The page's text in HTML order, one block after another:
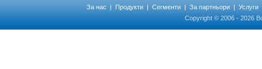
За нас | Продукти| Сегменти| За партньори| Услуги
Copyright © 2006 - 2026